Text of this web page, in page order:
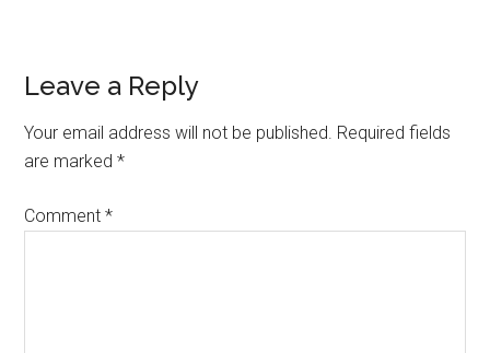
Reader
Interactions
Leave a Reply
Your email address will not be published. Required fields
are marked*
Comment*